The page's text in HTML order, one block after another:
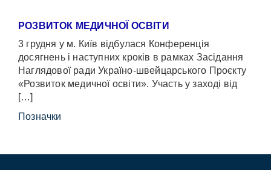
РОЗВИТОК МЕДИЧНОЇ ОСВІТИ
3 грудня у м. Київ відбулася Конференція
досягнень і наступних кроків в рамках Засідання
Наглядової ради Україно-швейцарського Проєкту
«Розвиток медичної освіти». Участь у заході від
[…]
Позначки